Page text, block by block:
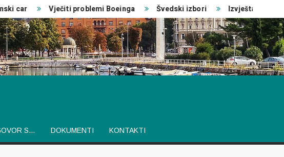
car Vječiti problemi Boeinga Švedski izbori Izvještaj Europola
S… DOKUMENTI KONTAKTI